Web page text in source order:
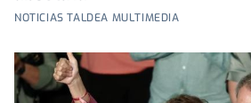
NOTICIAS TALDEA MULTIMEDIA